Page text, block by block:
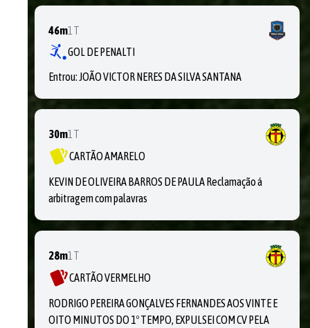
46m1T
GOL DE PENALTI
Entrou:JOÃO VICTOR NERES DA SILVA SANTANA
30m1T
CARTÃO AMARELO
KEVIN DE OLIVEIRA BARROS DE PAULA Reclamação á
arbitragem com palavras
28m1T
CARTÃO VERMELHO
RODRIGO PEREIRA GONÇALVES FERNANDES AOS VINTE E
OITO MINUTOS DO 1º TEMPO, EXPULSEI COM CV PELA